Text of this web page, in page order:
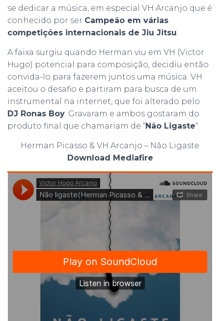
se dedicar a música, em especial VH Arcanjo que é
conhecido por ser Campeão em várias
competições internacionais de Jiu Jitsu.
A faixa surgiu quando Herman viu em VH (Victor
Hugo) potencial para composição, decidiu então
convida-lo para fazerem juntos uma música. VH
aceitou o desafio e partiram para busca de um
instrumental na internet, que foi alterado pelo
DJ Ronas Boy. Gravaram e ambos gostaram do
produto final que chamariam de “Não Ligaste“.
Herman Picasso & VH Arcanjo – Não Ligaste
Download Mediafire